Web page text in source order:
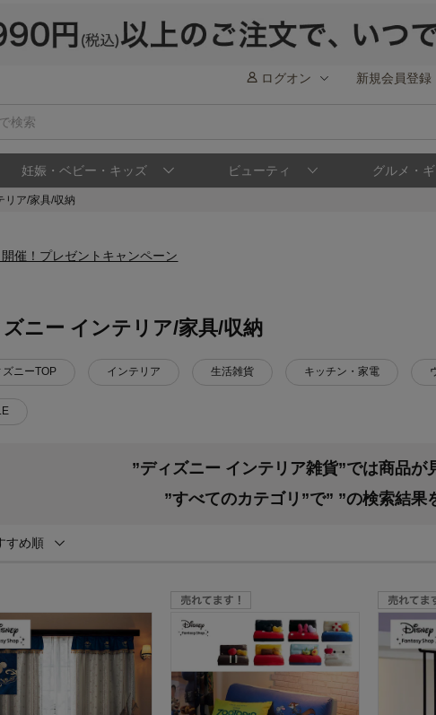
ログオン 新規会員登録
妊娠・ベビー・キッズ ビューティ グルメ・
リア/家具/収納
ニー インテリア/家具/収納
ズニーTOP インテリア 生活雑貨 キッチン・家電
”ディズニー インテリア雑貨”では商品が
”すべてのカテゴリ”で” ”の検索結果
すめ順